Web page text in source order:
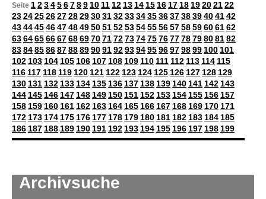
Archivsuche
Seite 123456789 10 11 12 13 14 15 16 17 18 19202122
2324252627282930313233343536373839404142
4344454647484950515253545556575859606162
6364656667686970717273747576777879808182
8384858687888990919293949596979899 100 101
102 103 104 105 106 107 108 109 110 111 112 113 114 115
116 117 118 119 120 121 122 123 124 125 126 127 128 129
130 131 132 133 134 135 136 137 138 139 140 141 142 143
144 145 146 147 148 149 150 151 152 153 154 155 156 157
158 159 160 161 162 163 164 165 166 167 168 169 170 171
172 173 174 175 176 177 178 179 180 181 182 183 184 185
186 187 188 189 190 191 192 193 194 195 196 197 198 199